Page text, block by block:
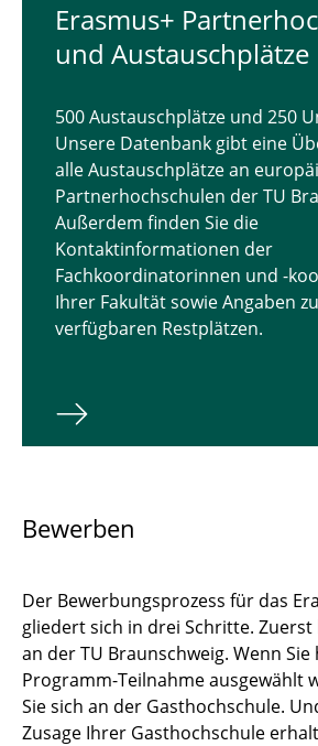
Erasmus+
und Austauschplätze
500 Austauschplätze und 250
Unsere Datenbank gibt eine
alle Austauschplätze an
Partnerhochschulen der TU
Außerdem finden Sie die
Kontaktinformationen der
Fachkoordinatorinnen und -
Ihrer Fakultät sowie Angaben
verfügbaren Restplätzen.
Bewerben
Der Bewerbungsprozess für das
gliedert sich in drei Schritte. Zuerst
an der TU Braunschweig. Wenn
Programm-Teilnahme ausgewählt
Sie sich an der Gasthochschule.
Zusage Ihrer Gasthochschule